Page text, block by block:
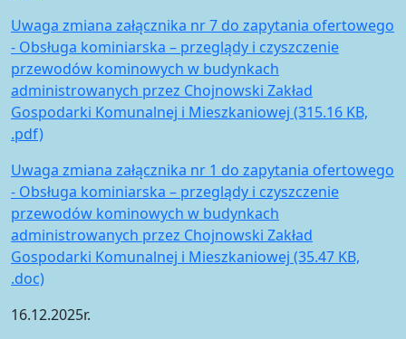
Uwaga zmiana załącznika nr 7 do zapytania ofertowego
- Obsługa kominiarska – przeglądy i czyszczenie
przewodów kominowych w budynkach
administrowanych przez Chojnowski Zakład
Gospodarki Komunalnej i Mieszkaniowej (315.16 KB,
.pdf)
Uwaga zmiana załącznika nr 1 do zapytania ofertowego
- Obsługa kominiarska – przeglądy i czyszczenie
przewodów kominowych w budynkach
administrowanych przez Chojnowski Zakład
Gospodarki Komunalnej i Mieszkaniowej (35.47 KB,
.doc)
16.12.2025r.